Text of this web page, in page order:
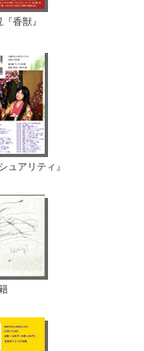
香獣』
ュアリティ』